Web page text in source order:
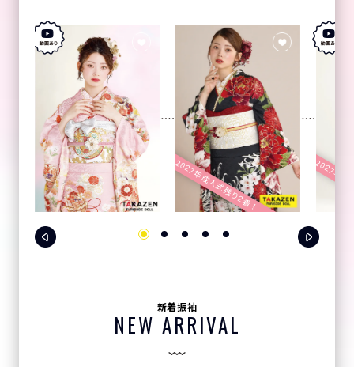
2027年成人式残り2着！ 2027年
新着振袖
NEW ARRIVAL